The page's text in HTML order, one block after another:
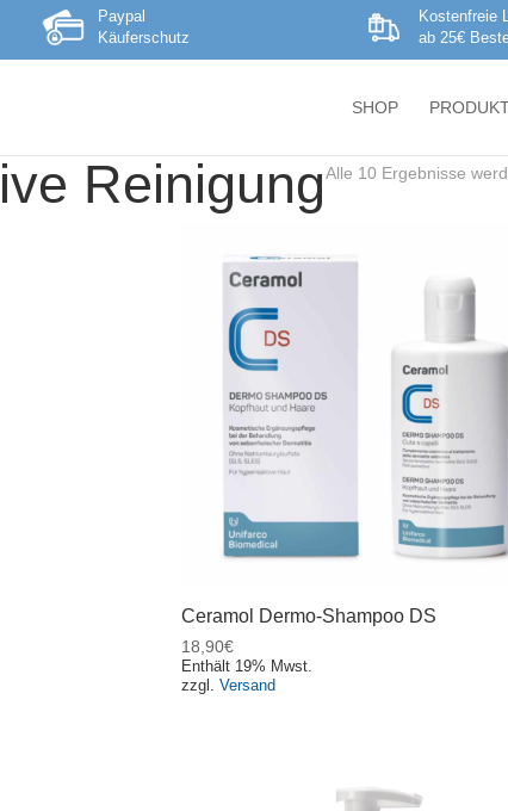
Paypal
Käuferschutz
Kostenfreie
ab 25€
SHOP
ReinigungAlle 10 Ergebnisse
Ceramol Dermo-Shampoo DS
18,90€
Enthält 19% Mwst.
zzgl. Versand